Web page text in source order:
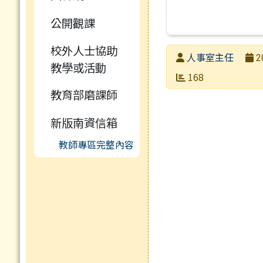
公開觀課
校外人士協助
教學或活動
教育部磨課師
新版南資信箱
教師專區完整內容
發布者人事室主任
發布日期
瀏覽次數
168